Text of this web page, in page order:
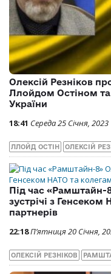
Олексій Резніков
Ллойдом Остіном та
України
18:41 Середа 25 Січня, 2023
ЛЛОЙД ОСТІН ОЛЕКСІЙ
Під час «Рамштайн-
зустрічі з
партнерів
22:18П’ятниця 20 Січня,
ОЛЕКСІЙ РЕЗНІКОВ